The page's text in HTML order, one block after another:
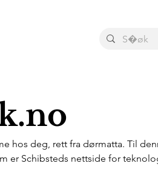
hos deg, rett fra dørmatta. Til
er Schibsteds nettside for